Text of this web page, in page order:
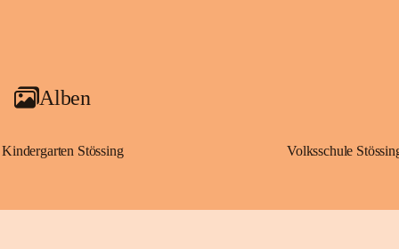
Alben
Kindergarten Stössing Volksschule